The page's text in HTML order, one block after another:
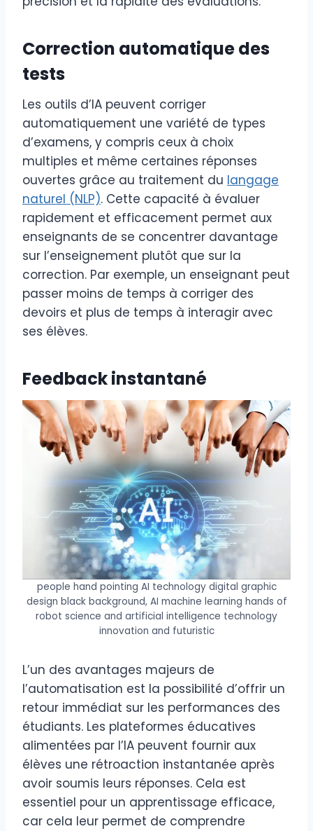
Correction automatique des
tests
Les outils d’IA peuvent corriger
automatiquement une variété de types
d’examens, y compris ceux à choix
multiples et même certaines réponses
ouvertes grâce au traitement du langage
naturel (NLP). Cette capacité à évaluer
rapidement et efficacement permet aux
enseignants de se concentrer davantage
sur l’enseignement plutôt que sur la
correction. Par exemple, un enseignant peut
passer moins de temps à corriger des
devoirs et plus de temps à interagir avec
ses élèves.
Feedback instantané
people hand pointing AI technology digital graphic
design black background, AI machine learning hands of
robot science and artificial intelligence technology
innovation and futuristic
L’un des avantages majeurs de
l’automatisation est la possibilité d’offrir un
retour immédiat sur les performances des
étudiants. Les plateformes éducatives
alimentées par l’IA peuvent fournir aux
élèves une rétroaction instantanée après
avoir soumis leurs réponses. Cela est
essentiel pour un apprentissage efficace,
car cela leur permet de comprendre